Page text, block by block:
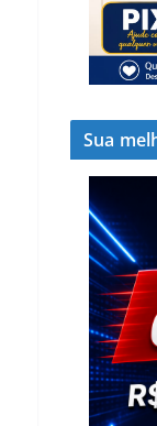
Sua